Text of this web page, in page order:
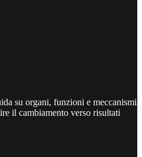
su organi, funzioni e meccanismi
il cambiamento verso risultati